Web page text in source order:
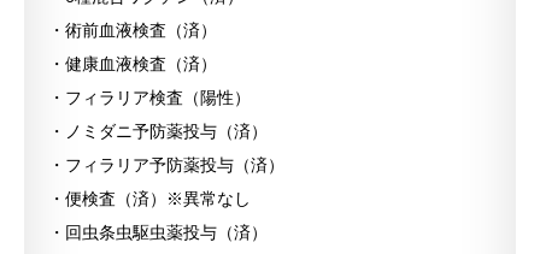
・術前血液検査（済）
・健康血液検査（済）
・フィラリア検査（陽性）
・ノミダニ予防薬投与（済）
・フィラリア予防薬投与（済）
・便検査（済）※異常なし
・回虫条虫駆虫薬投与（済）